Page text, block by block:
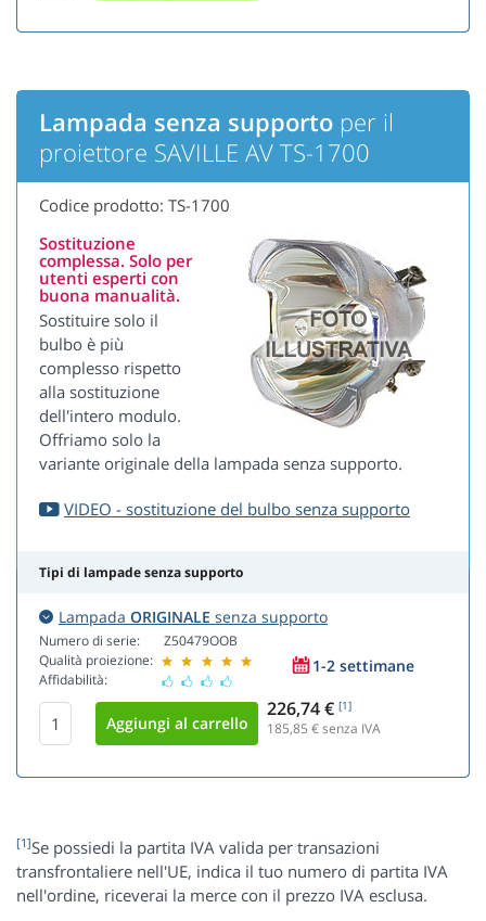
Lampada senza supporto per il
proiettore SAVILLE AV TS-1700
Codice prodotto: TS-1700
Sostituzione
complessa. Solo per
utenti esperti con
buona manualità.
Sostituire solo il
bulbo è più
complesso rispetto
alla sostituzione
dell'intero modulo.
Offriamo solo la
variante originale della lampada senza supporto.
VIDEO - sostituzione del bulbo senza supporto
Tipi di lampade senza supporto
Lampada ORIGINALE senza supporto
Numero di serie:
Qualità proiezione:
Affidabilità:
Z50479OOB
1-2 settimane
226,74 € [1]
185,85 € senza IVA
[1]Se possiedi la partita IVA valida per transazioni
transfrontaliere nell'UE, indica il tuo numero di partita IVA
nell'ordine, riceverai la merce con il prezzo IVA esclusa.